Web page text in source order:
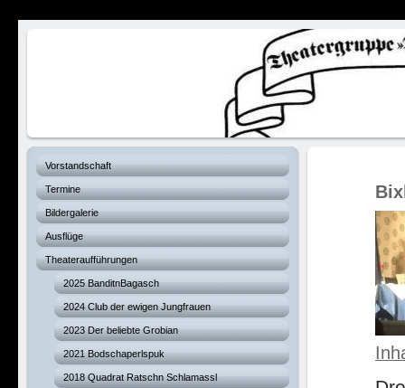
Vorstandschaft
Termine
Bildergalerie
Ausflüge
Theateraufführungen
2025 BanditnBagasch
2024 Club der ewigen Jungfrauen
2023 Der beliebte Grobian
2021 Bodschaperlspuk
2018 Quadrat Ratschn Schlamassl